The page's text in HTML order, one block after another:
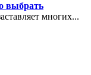
выбрать
многих...